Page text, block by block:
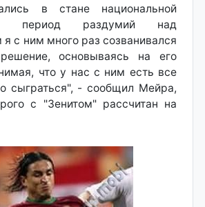
в стане национальной
период раздумий над
с ним много раз созванивался
основываясь на его
что у нас с ним есть все
сыграться", - сообщил Мейра,
с "Зенитом" рассчитан на